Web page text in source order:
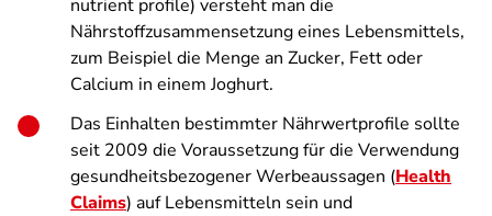
nutrient profile) versteht man die
Nährstoffzusammensetzung eines Lebensmittels,
zum Beispiel die Menge an Zucker, Fett oder
Calcium in einem Joghurt.
Das Einhalten bestimmter Nährwertprofile sollte
seit 2009 die Voraussetzung für die Verwendung
gesundheitsbezogener Werbeaussagen (Health
Claims) auf Lebensmitteln sein und